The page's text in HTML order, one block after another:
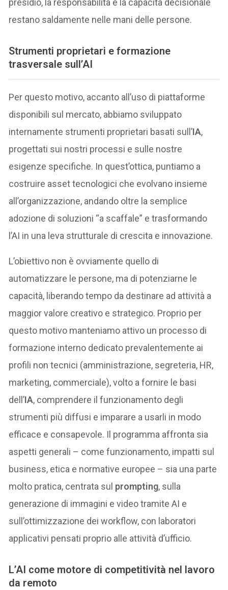
restano saldamente nelle mani delle persone.
Strumenti proprietari e formazione
trasversale sull’AI
Per questo motivo, accanto all’uso di piattaforme
disponibili sul mercato, abbiamo sviluppato
internamente strumenti proprietari basati sull’IA,
progettati sui nostri processi e sulle nostre
esigenze specifiche. In quest’ottica, puntiamo a
costruire asset tecnologici che evolvano insieme
all’organizzazione, andando oltre la semplice
adozione di soluzioni “a scaffale” e trasformando
l’AI in una leva strutturale di crescita e innovazione.
L’obiettivo non è ovviamente quello di
automatizzare le persone, ma di potenziarne le
capacità, liberando tempo da destinare ad attività a
maggior valore creativo e strategico. Proprio per
questo motivo manteniamo attivo un processo di
formazione interno dedicato prevalentemente ai
profili non tecnici (amministrazione, segreteria, HR,
marketing, commerciale), volto a fornire le basi
dell’IA, comprendere il funzionamento degli
strumenti più diffusi e imparare a usarli in modo
efficace e consapevole. Il programma affronta sia
aspetti generali – come funzionamento, impatti sul
business, etica e normative europee – sia una parte
molto pratica, centrata sul prompting, sulla
generazione di immagini e video tramite AI e
sull’ottimizzazione dei workflow, con laboratori
applicativi pensati proprio alle attività d’ufficio.
L’AI come motore di competitività nel lavoro
da remoto